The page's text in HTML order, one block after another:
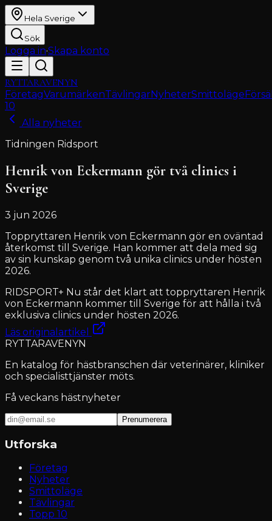
Hela Sverige
Sök
Logga in·Skapa konto
RYTTARAVENYN
FöretagVarumärkenTävlingarNyheterSmittoläge
10
Alla nyheter
Tidningen Ridsport
Henrik von Eckermann gör två clinics i
Sverige
3 jun 2026
Toppryttaren Henrik von Eckermann gör en oväntad
återkomst till Sverige. Han kommer att dela med sig
av sin kunskap genom två unika clinics under hösten
2026.
RIDSPORT+ Nu står det klart att toppryttaren Henrik
von Eckermann kommer till Sverige för att hålla i två
exklusiva clinics under hösten 2026.
Läs originalartikel
RYTTARAVENYN
En katalog för hästbranschen där veterinärer, kliniker
och specialisttjänster möts.
Få veckans hästnyheter
Prenumerera
Utforska
Företag
Nyheter
Smittoläge
Tävlingar
Topp 10